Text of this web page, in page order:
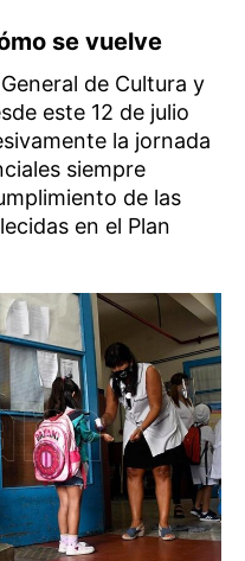
se vuelve
de Cultura y
este 12 de julio
la jornada
siempre
de las
en el Plan